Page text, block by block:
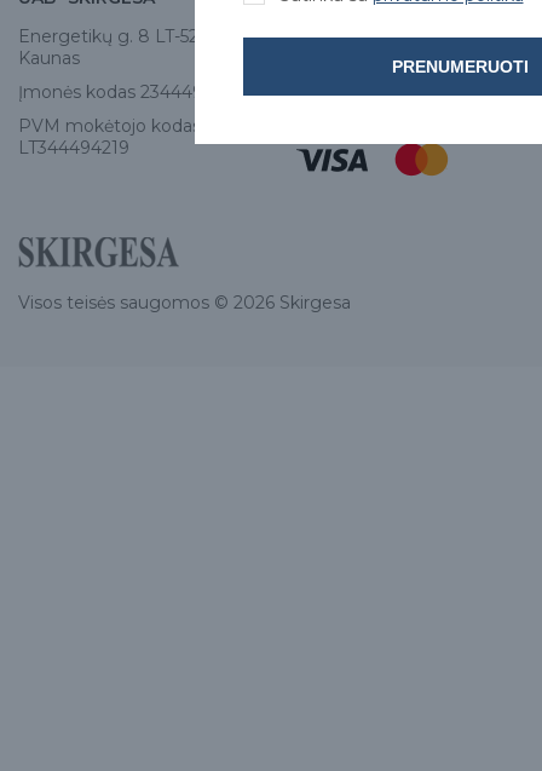
Energetikų g. 8 LT-52461,
Kaunas
Įmonės kodas 234449420
PVM mokėtojo kodas
LT344494219
Tel:+370 671 77528
info@e-skirgesa.lt
Visos teisės saugomos © 2026 Skirgesa
PRENUMERUOTI